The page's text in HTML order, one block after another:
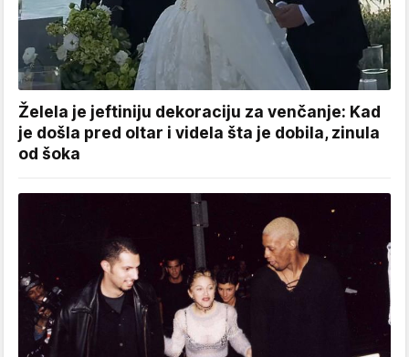
Želela je jeftiniju dekoraciju za venčanje: Kad
je došla pred oltar i videla šta je dobila, zinula
od šoka